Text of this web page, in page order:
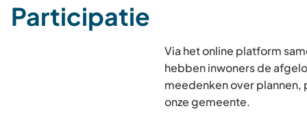
Participatie
Via het online platform
hebben inwoners de
meedenken over
onze gemeente.